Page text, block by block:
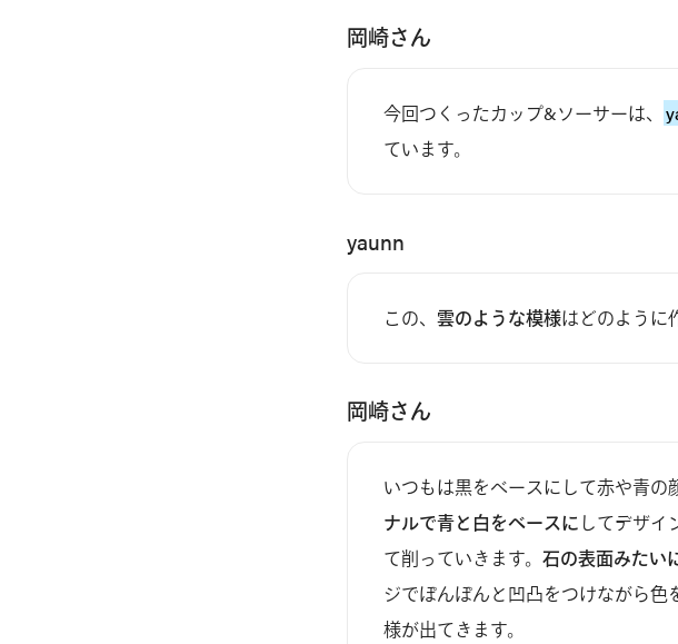
岡崎さん
今回つくったカップ&ソーサーは、
ています。
yaunn
この、 雲のような模様はどのように
岡崎さん
いつもは黒をベースにして赤や青
ナルで青と白をベースに してデザイ
て削っていきます。 石の表面みたい
ジでぽんぽんと凹凸をつけながら
様が出てきます。